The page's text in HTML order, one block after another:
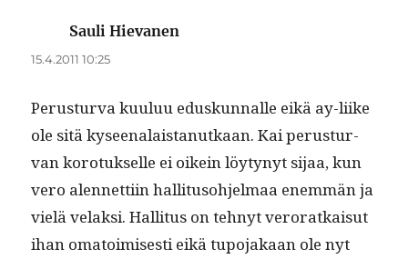
Sauli Hievanen
15.4.2011 10:25
Perus­tur­va kuu­luu eduskun­nalle eikä ay-liike
ole sitä kyseenalais­tanutkaan. Kai perus­tur­
van koro­tuk­selle ei oikein löy­tynyt sijaa, kun
vero alen­net­ti­in hal­li­tu­so­hjel­maa enem­män ja
vielä velak­si. Hal­li­tus on tehnyt veroratkaisut
ihan oma­toimis­es­ti eikä tupo­jakaan ole nyt